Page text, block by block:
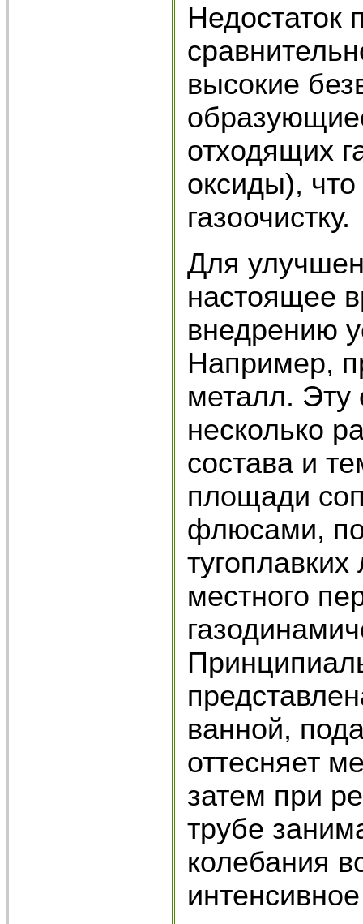
Недостаток
высокие
отходящих
оксиды), что
газоочистку.
Для
настоящее
внедрению
Например,
металл. Эту
несколько
состава и
площади
флюсами,
местного
ванной,
оттесняет
затем при
трубе
колебания